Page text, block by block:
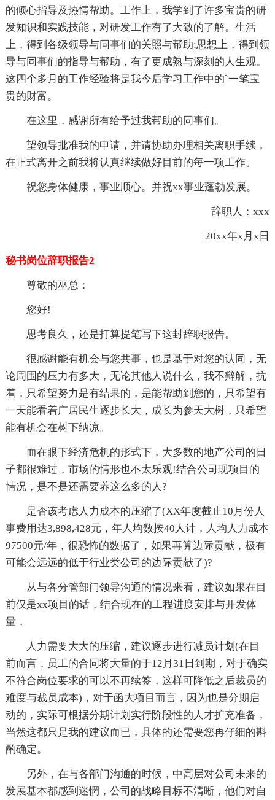
的倾心指导及热情帮助。工作上，我学到了许多宝贵的研
发知识和实践技能，对研发工作有了大致的了解。生活
上，得到各级领导与同事们的关照与帮助;思想上，得到领
导与同事们的指导与帮助，有了更成熟与深刻的人生观。
这四个多月的工作经验将是我今后学习工作中的`一笔宝
贵的财富。
在这里，感谢所有给予过我帮助的同事们。
望领导批准我的申请，并请协助办理相关离职手续，
在正式离开之前我将认真继续做好目前的每一项工作。
祝您身体健康，事业顺心。并祝xx事业蓬勃发展。
辞职人：xxx
20xx年x月x日
秘书岗位辞职报告2
尊敬的巫总：
您好!
思考良久，还是打算提笔写下这封辞职报告。
很感谢能有机会与您共事，也是基于对您的认同，无
论周围的压力有多大，无论其他人说什么，我不辩解，抗
着，只希望努力是有结果的，是能帮助到您的，只希望有
一天能看着广居民生逐步长大，成长为参天大树，只希望
能有机会在树下纳凉。
而在眼下经济危机的形式下，大多数的地产公司的日
子都很难过，市场的情形也不太乐观!结合公司现项目的
情况，是不是还需要养这么多的人?
是否该考虑人力成本的压缩了(XX年度截止10月份人
事费用达3,898,428元，年人均数按40人计，人均人力成本
97500元/年，很恐怖的数据了，如果再算边际贡献，极有
可能会远远的低于行业类公司的边际贡献了)?
从与各分管部门领导沟通的情况来看，建议如果在目
前仅是xx项目的话，结合现在的工程进度安排与开发体
量，
人力需要大大的压缩，建议逐步进行减员计划(在目
前而言，员工的合同将大量的于12月31日到期，对于确实
不符合岗位要求的可以不再续签，这样可降低之后裁员的
难度与裁员成本)，对于函大项目而言，因为也是分期启
动的，实际可根据分期计划实行阶段性的人才扩充准备，
当然这都只是我的建议而已，具体的还需要您再仔细的斟
酌确定。
另外，在与各部门沟通的时候，中高层对公司未来的
发展基本都感到迷惘，公司的战略目标不清晰，他们对自